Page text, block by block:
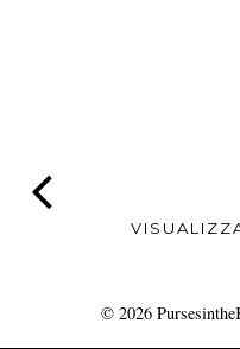
© 2026